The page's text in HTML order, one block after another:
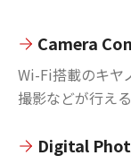
Camera
Wi-Fi搭載のキヤ
撮影などが行え
Digital